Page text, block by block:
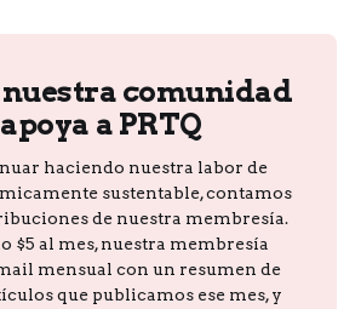
nuestra comunidad
a PRTQ
haciendo nuestra labor de
sustentable, contamos
de nuestra membresía.
$5 al mes, nuestra membresía
mensual con un resumen de
que publicamos ese mes, y